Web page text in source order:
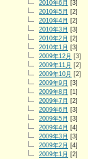
2010年6月 [3]
2010年5月 [2]
2010年4月 [2]
2010年3月 [3]
2010年2月 [2]
2010年1月 [3]
2009年12月 [3]
2009年11月 [2]
2009年10月 [2]
2009年9月 [3]
2009年8月 [1]
2009年7月 [2]
2009年6月 [3]
2009年5月 [3]
2009年4月 [4]
2009年3月 [3]
2009年2月 [4]
2009年1月 [2]